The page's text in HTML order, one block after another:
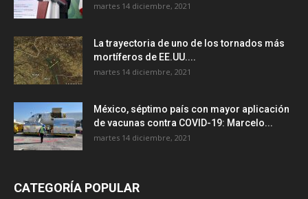
martes 14 diciembre, 2021
La trayectoria de uno de los tornados más
mortíferos de EE.UU....
martes 14 diciembre, 2021
México, séptimo país con mayor aplicación
de vacunas contra COVID-19: Marcelo...
martes 14 diciembre, 2021
CATEGORÍA POPULAR